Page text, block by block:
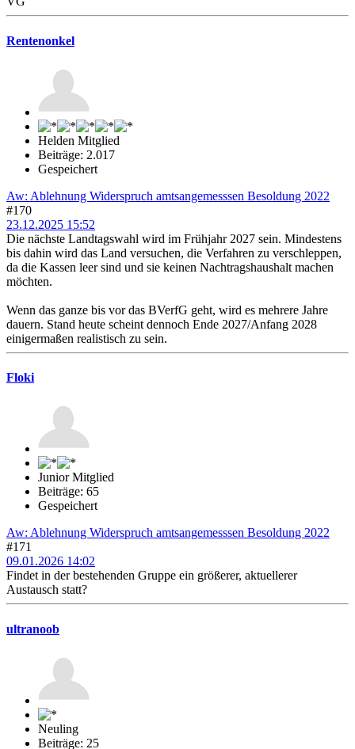
Rentenonkel
Helden Mitglied
Beiträge: 2.017
Gespeichert
Aw: Ablehnung Widerspruch amtsangemesssen Besoldung 2022
#170
23.12.2025 15:52
Die nächste Landtagswahl wird im Frühjahr 2027 sein. Mindestens
bis dahin wird das Land versuchen, die Verfahren zu verschleppen,
da die Kassen leer sind und sie keinen Nachtragshaushalt machen
möchten.
Wenn das ganze bis vor das BVerfG geht, wird es mehrere Jahre
dauern. Stand heute scheint dennoch Ende 2027/Anfang 2028
einigermaßen realistisch zu sein.
Floki
Junior Mitglied
Beiträge: 65
Gespeichert
Aw: Ablehnung Widerspruch amtsangemesssen Besoldung 2022
#171
09.01.2026 14:02
Findet in der bestehenden Gruppe ein größerer, aktuellerer
Austausch statt?
ultranoob
Neuling
Beiträge: 25